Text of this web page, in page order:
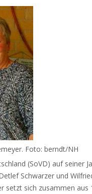
Foto: berndt/NH
(SoVD) auf seiner
Schwarzer und
sich zusammen aus